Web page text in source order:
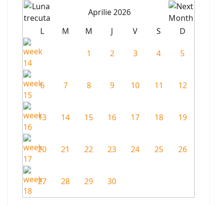
Aprilie 2026
L
M M J V S D
1 2 3 4 5
6 7 8 9 10 11 12
13 14 15 16 17 18 19
20 21 22 23 24 25 26
27 28 29 30